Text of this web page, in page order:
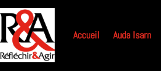
Accueil Auda Isarn